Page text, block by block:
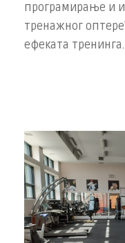
програмирање и
тренажног
ефеката тренинга.